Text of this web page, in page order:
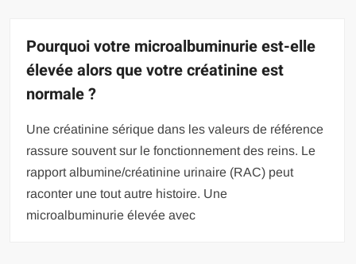
Pourquoi votre microalbuminurie est-elle
élevée alors que votre créatinine est
normale ?
Une créatinine sérique dans les valeurs de référence
rassure souvent sur le fonctionnement des reins. Le
rapport albumine/créatinine urinaire (RAC) peut
raconter une tout autre histoire. Une
microalbuminurie élevée avec